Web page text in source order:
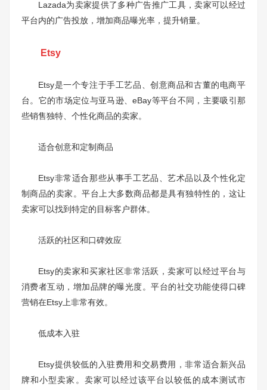
Lazada为卖家提供了多种广告推广工具，卖家可以经过
平台内的广告投放，增加商品曝光率，提升销量。
Etsy
Etsy是一个专注于手工艺品、创意商品和古董的电商平
台。它的市场定位与亚马逊、eBay等平台不同，主要吸引那
些销售独特、个性化商品的卖家。
适合创意和定制商品
Etsy非常适合那些从事手工艺品、艺术品以及个性化定
制商品的卖家。平台上大多数商品都是具有独特性的，这让
卖家可以找到特定的目标客户群体。
活跃的社区和口碑效应
Etsy的卖家和买家社区非常活跃，卖家可以经过平台与
消费者互动，增加品牌的曝光度。平台的社交功能使得口碑
营销在Etsy上非常有效。
低成本入驻
Etsy提供较低的入驻费用和交易费用，非常适合新兴品
牌和小型卖家。卖家可以经过该平台以较低的成本测试市